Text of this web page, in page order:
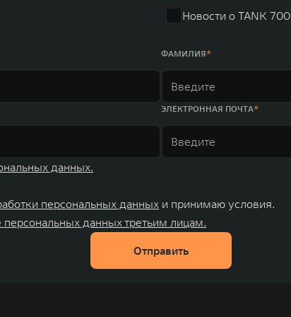
Новости о TANK 700
ФАМИЛИЯ
ЭЛЕКТРОННАЯ ПОЧТА
данных.
персональных данных и принимаю условия.
персональных данных третьим лицам.
Отправить